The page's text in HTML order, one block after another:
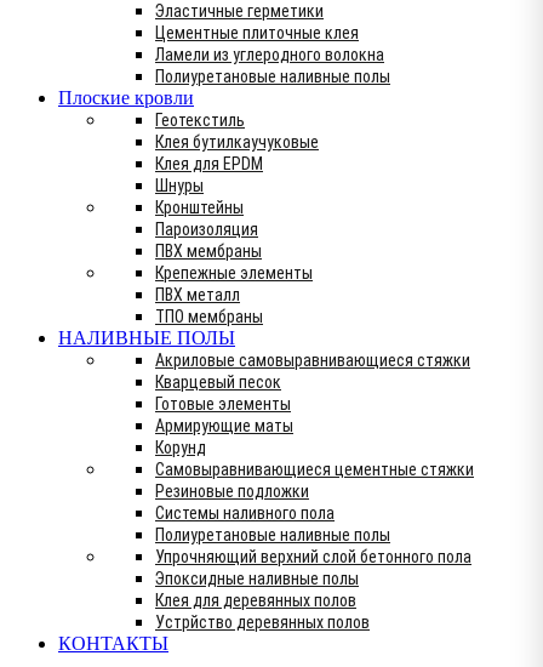
Эластичные герметики
Цементные плиточные клея
Ламели из углеродного волокна
Полиуретановые наливные полы
Плоские кровли
Геотекстиль
Клея бутилкаучуковые
Клея для EPDM
Шнуры
Кронштейны
Пароизоляция
ПВХ мембраны
Крепежные элементы
ПВХ металл
ТПО мембраны
НАЛИВНЫЕ ПОЛЫ
Акриловые самовыравнивающиеся стяжки
Кварцевый песок
Готовые элементы
Армирующие маты
Корунд
Самовыравнивающиеся цементные стяжки
Резиновые подложки
Системы наливного пола
Полиуретановые наливные полы
Упрочняющий верхний слой бетонного пола
Эпоксидные наливные полы
Клея для деревянных полов
Устрйство деревянных полов
КОНТАКТЫ